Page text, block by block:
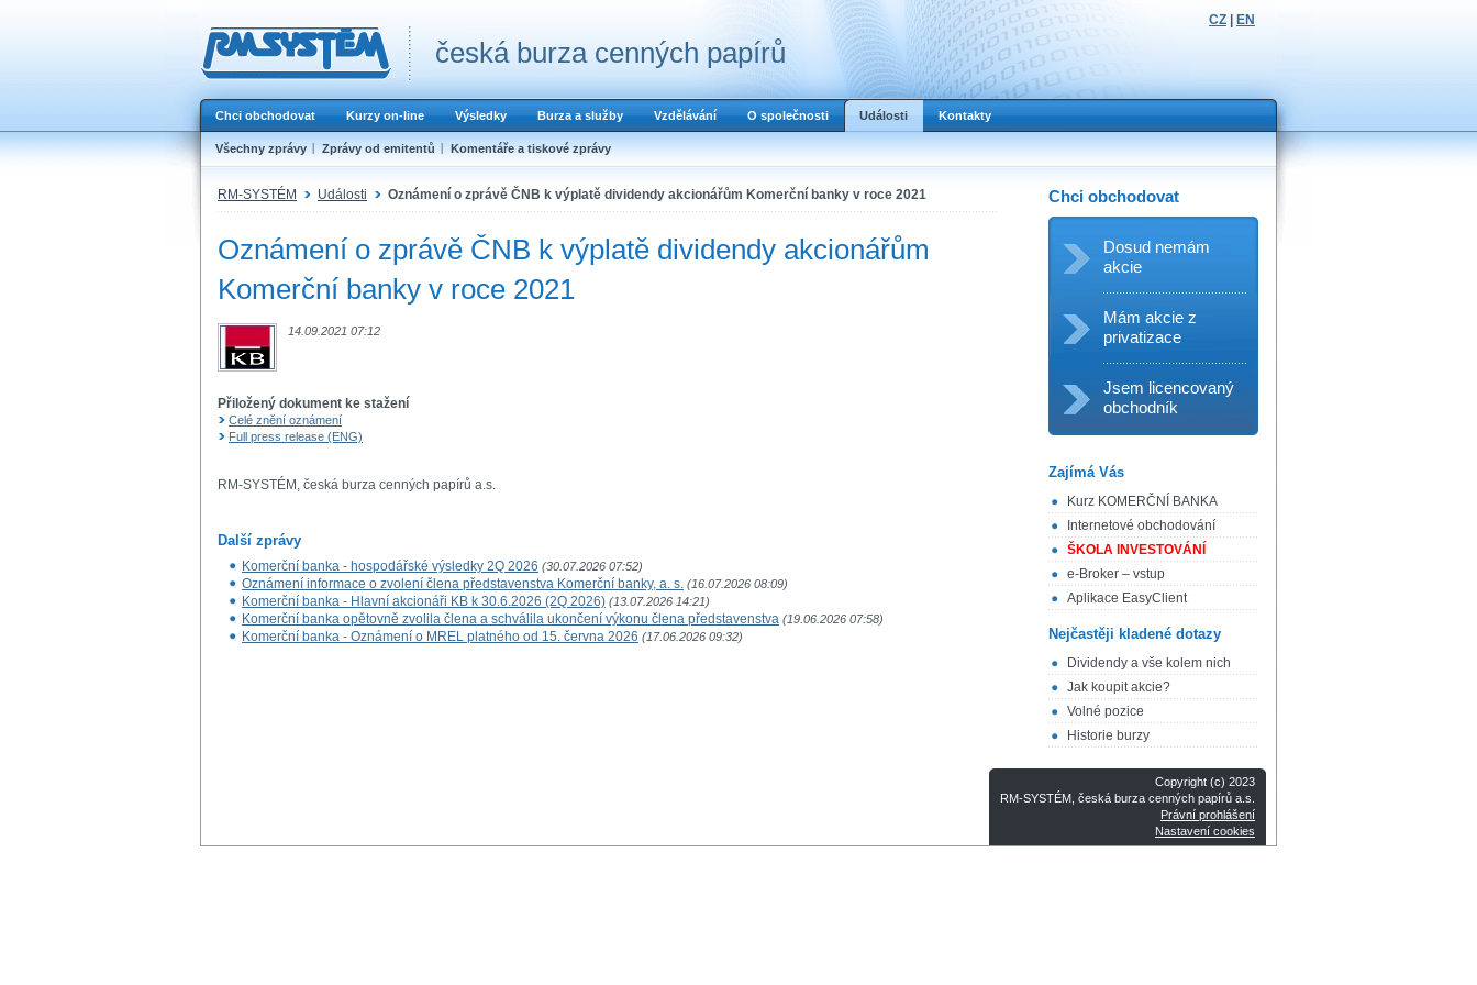
česká burza cenných papírů
CZ EN
Chci obchodovat Kurzy on-line Výsledky Burza a služby Vzdělávání O společnosti Události Kontakty
Všechny zprávy Zprávy od emitentů Komentáře a tiskové zprávy
RM-SYSTÉM Události Oznámení o zprávě ČNB k výplatě dividendy akcionářům Komerční banky v roce 2021
Oznámení o zprávě ČNB k výplatě dividendy akcionářům
Komerční banky v roce 2021
14.09.2021 07:12
Přiložený dokument ke stažení
Celé znění oznámení
Full press release (ENG)
RM-SYSTÉM, česká burza cenných papírů a.s.
Další zprávy
Komerční banka - hospodářské výsledky 2Q 2026 (30.07.2026 07:52)
Oznámení informace o zvolení člena představenstva Komerční banky, a. s. (16.07.2026 08:09)
Komerční banka - Hlavní akcionáři KB k 30.6.2026 (2Q 2026) (13.07.2026 14:21)
Komerční banka opětovně zvolila člena a schválila ukončení výkonu člena představenstva (19.06.2026 07:58)
Komerční banka - Oznámení o MREL platného od 15. června 2026 (17.06.2026 09:32)
Chci obchodovat
Dosud nemám
akcie
Mám akcie z
privatizace
Jsem licencovaný
obchodník
Zajímá Vás
Kurz KOMERČNÍ BANKA
Internetové obchodování
ŠKOLA INVESTOVÁNÍ
e-Broker – vstup
Aplikace EasyClient
Nejčastěji kladené dotazy
Dividendy a vše kolem nich
Jak koupit akcie?
Volné pozice
Historie burzy
Copyright (c) 2023
RM-SYSTÉM, česká burza cenných papírů a.s.
Právní prohlášení
Nastavení cookies